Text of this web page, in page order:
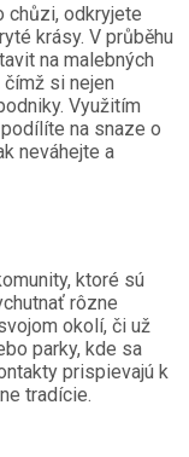
chůzi, odkryjete
krásy. V průběhu
na malebných
čímž si nejen
Využitím
na snaze o
neváhejte a
ktoré sú
rôzne
okolí, či už
parky, kde sa
prispievajú k
tradície.